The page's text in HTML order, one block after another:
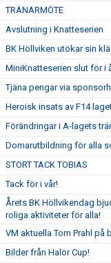
TRÄNARMÖTE
Avslutning i Knatteserien
BK Höllviken utökar sin
MiniKnatteserien slut för i
Tjäna pengar via
Heroisk insats av F14
Förändringar i A-lagets
Domarutbildning för alla
STORT TACK TOBIAS
Tack för i vår!
Årets BK Höllvikendag
roliga aktiviteter för alla!
VM aktuella Tom Prahl på
Bilder från Halör Cup!